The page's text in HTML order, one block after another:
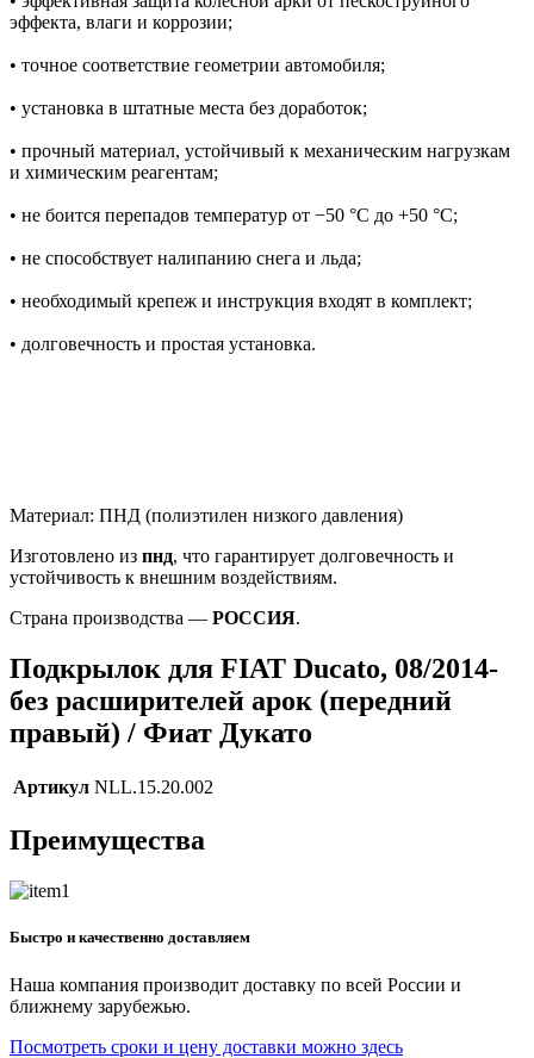
эффекта, влаги и коррозии;
• точное соответствие геометрии автомобиля;
• установка в штатные места без доработок;
• прочный материал, устойчивый к механическим нагрузкам
и химическим реагентам;
• не боится перепадов температур от −50 °C до +50 °C;
• не способствует налипанию снега и льда;
• необходимый крепеж и инструкция входят в комплект;
• долговечность и простая установка.
Материал: ПНД (полиэтилен низкого давления)
Изготовлено из пнд, что гарантирует долговечность и
устойчивость к внешним воздействиям.
Страна производства — РОССИЯ.
Подкрылок для FIAT Ducato, 08/2014-
без расширителей арок (передний
правый) / Фиат Дукато
Артикул NLL.15.20.002
Преимущества
Быстро и качественно доставляем
Наша компания производит доставку по всей России и
ближнему зарубежью.
Посмотреть сроки и цену доставки можно здесь